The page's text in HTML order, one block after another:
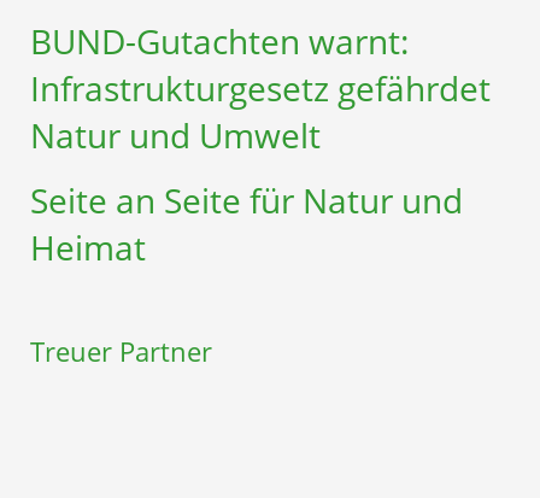
BUND-Gutachten warnt:
Infrastruktur­gesetz gefährdet
Natur und Umwelt
Seite an Seite für Natur und
Heimat
Treuer Partner